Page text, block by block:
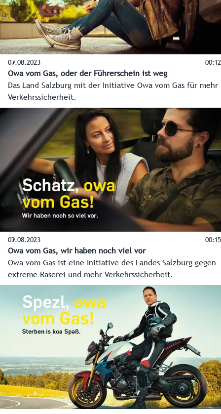
09.08.2023 00:12
Owa vom Gas, oder der Führerschein ist weg
Das Land Salzburg mit der Initiative Owa vom Gas für mehr
Verkehrssicherheit.
09.08.2023 00:15
Owa vom Gas, wir haben noch viel vor
Owa vom Gas ist eine Initiative des Landes Salzburg gegen
extreme Raserei und mehr Verkehrssicherheit.